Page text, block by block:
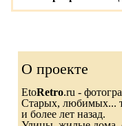
О проекте
EtoRetro.ru -
Старых, любимых...
и более лет назад.